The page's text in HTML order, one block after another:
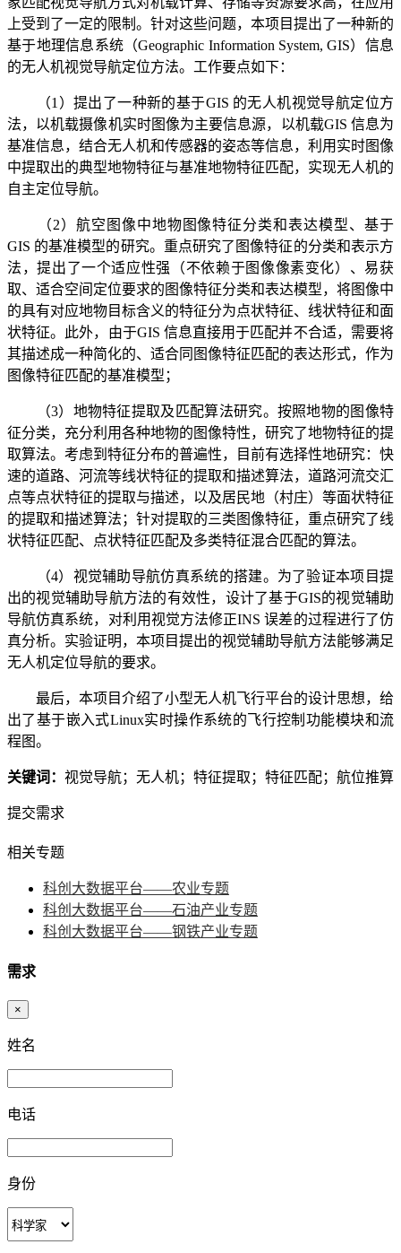
上受到了一定的限制。针对这些问题，本项目提出了一种新的
基于地理信息系统（Geographic Information System, GIS）信息
的无人机视觉导航定位方法。工作要点如下：
（1）提出了一种新的基于GIS 的无人机视觉导航定位方
法，以机载摄像机实时图像为主要信息源，以机载GIS 信息为
基准信息，结合无人机和传感器的姿态等信息，利用实时图像
中提取出的典型地物特征与基准地物特征匹配，实现无人机的
自主定位导航。
（2）航空图像中地物图像特征分类和表达模型、基于
GIS 的基准模型的研究。重点研究了图像特征的分类和表示方
法，提出了一个适应性强（不依赖于图像像素变化）、易获
取、适合空间定位要求的图像特征分类和表达模型，将图像中
的具有对应地物目标含义的特征分为点状特征、线状特征和面
状特征。此外，由于GIS 信息直接用于匹配并不合适，需要将
其描述成一种简化的、适合同图像特征匹配的表达形式，作为
图像特征匹配的基准模型；
（3）地物特征提取及匹配算法研究。按照地物的图像特
征分类，充分利用各种地物的图像特性，研究了地物特征的提
取算法。考虑到特征分布的普遍性，目前有选择性地研究：快
速的道路、河流等线状特征的提取和描述算法，道路河流交汇
点等点状特征的提取与描述，以及居民地（村庄）等面状特征
的提取和描述算法；针对提取的三类图像特征，重点研究了线
状特征匹配、点状特征匹配及多类特征混合匹配的算法。
（4）视觉辅助导航仿真系统的搭建。为了验证本项目提
出的视觉辅助导航方法的有效性，设计了基于GIS的视觉辅助
导航仿真系统，对利用视觉方法修正INS 误差的过程进行了仿
真分析。实验证明，本项目提出的视觉辅助导航方法能够满足
无人机定位导航的要求。
最后，本项目介绍了小型无人机飞行平台的设计思想，给
出了基于嵌入式Linux实时操作系统的飞行控制功能模块和流
程图。
关键词： 视觉导航；无人机；特征提取；特征匹配；航位推算
提交需求
相关专题
科创大数据平台——农业专题
科创大数据平台——石油产业专题
科创大数据平台——钢铁产业专题
需求
×
姓名
电话
身份